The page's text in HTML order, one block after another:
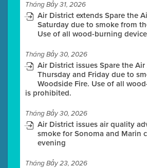
Tháng Bảy 31, 2026
Air District extends Spare the
Saturday due to smoke from
Use of all wood-burning
Tháng Bảy 30, 2026
Air District issues Spare the
Thursday and Friday due to
Woodside Fire. Use of all
is prohibited.
Tháng Bảy 30, 2026
Air District issues air quality
smoke for Sonoma and Marin
evening
Tháng Bảy 23, 2026